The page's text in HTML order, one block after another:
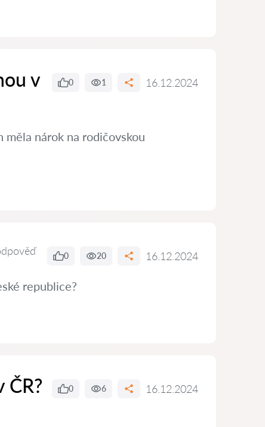
v
0 1 16.12.2024
nárok na rodičovskou
0 20 16.12.2024
republice?
0 6 16.12.2024